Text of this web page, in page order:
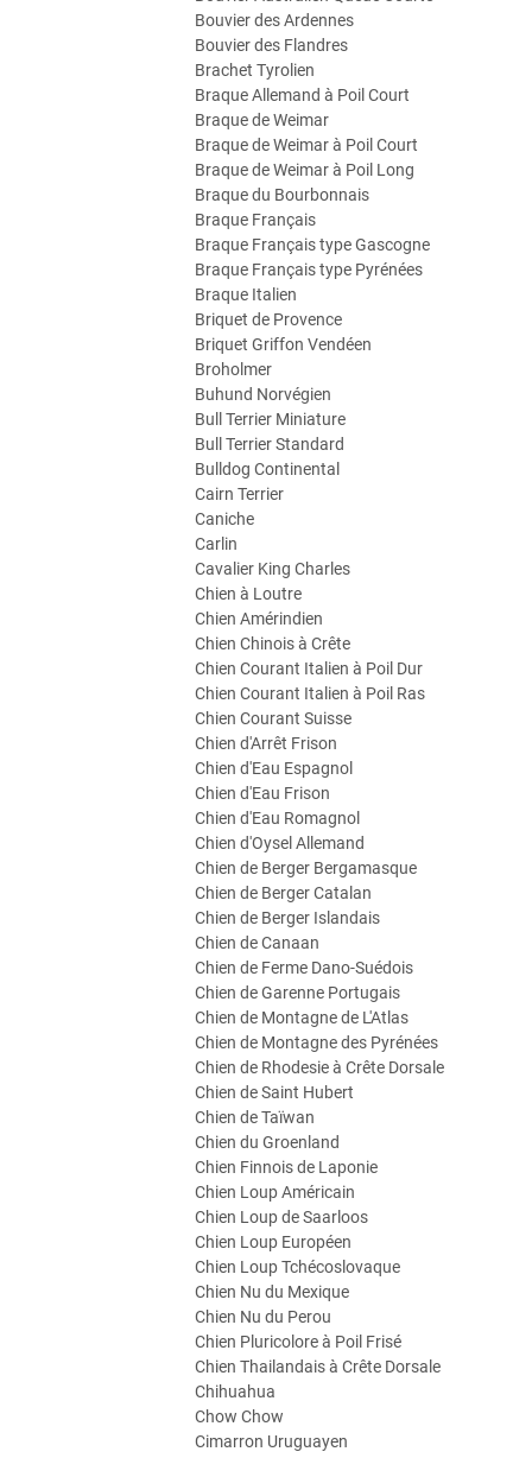
Bouvier des Ardennes
Bouvier des Flandres
Brachet Tyrolien
Braque Allemand à Poil Court
Braque de Weimar
Braque de Weimar à Poil Court
Braque de Weimar à Poil Long
Braque du Bourbonnais
Braque Français
Braque Français type Gascogne
Braque Français type Pyrénées
Braque Italien
Briquet de Provence
Briquet Griffon Vendéen
Broholmer
Buhund Norvégien
Bull Terrier Miniature
Bull Terrier Standard
Bulldog Continental
Cairn Terrier
Caniche
Carlin
Cavalier King Charles
Chien à Loutre
Chien Amérindien
Chien Chinois à Crête
Chien Courant Italien à Poil Dur
Chien Courant Italien à Poil Ras
Chien Courant Suisse
Chien d'Arrêt Frison
Chien d'Eau Espagnol
Chien d'Eau Frison
Chien d'Eau Romagnol
Chien d'Oysel Allemand
Chien de Berger Bergamasque
Chien de Berger Catalan
Chien de Berger Islandais
Chien de Canaan
Chien de Ferme Dano-Suédois
Chien de Garenne Portugais
Chien de Montagne de L'Atlas
Chien de Montagne des Pyrénées
Chien de Rhodesie à Crête Dorsale
Chien de Saint Hubert
Chien de Taïwan
Chien du Groenland
Chien Finnois de Laponie
Chien Loup Américain
Chien Loup de Saarloos
Chien Loup Européen
Chien Loup Tchécoslovaque
Chien Nu du Mexique
Chien Nu du Perou
Chien Pluricolore à Poil Frisé
Chien Thailandais à Crête Dorsale
Chihuahua
Chow Chow
Cimarron Uruguayen